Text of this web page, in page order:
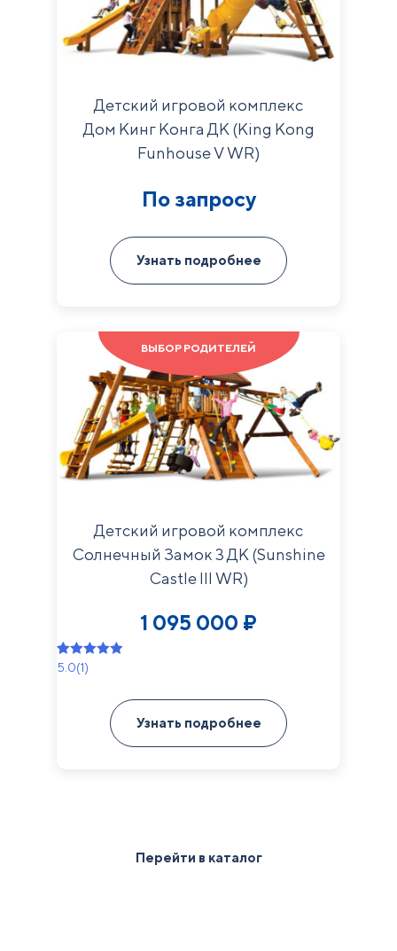
Детский игровой комплекс
Дом Кинг Конга ДК (King Kong
Funhouse V WR)
По запросу
Узнать подробнее
ВЫБОР РОДИТЕЛЕЙ
Детский игровой комплекс
Солнечный Замок 3 ДК (Sunshine
Castle III WR)
1 095 000 ₽
Рейтинг
1
пользователя
5.0(1)
Узнать подробнее
Перейти в каталог